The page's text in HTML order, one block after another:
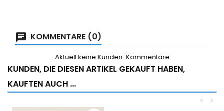
KOMMENTARE (0)
Aktuell keine Kunden-Kommentare
KUNDEN, DIE DIESEN ARTIKEL GEKAUFT HABEN,
KAUFTEN AUCH ...
>
<